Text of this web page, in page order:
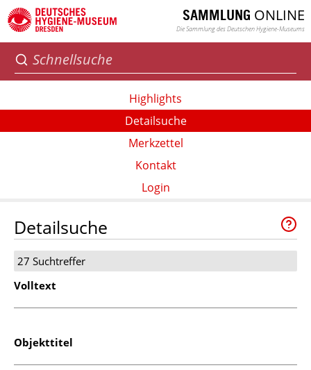
SAMMLUNG ONLINE
Die Sammlung des Deutschen Hygiene-Museums
Highlights
Detailsuche
Merkzettel
Kontakt
Login
Detailsuche
27 Suchtreffer
Volltext
Objekttitel